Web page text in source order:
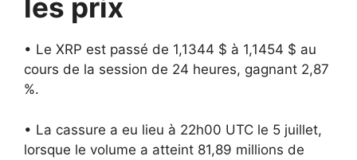
les prix
• Le XRP est passé de 1,1344 $ à 1,1454 $ au
cours de la session de 24 heures, gagnant 2,87
%.
• La cassure a eu lieu à 22h00 UTC le 5 juillet,
lorsque le volume a atteint 81,89 millions de